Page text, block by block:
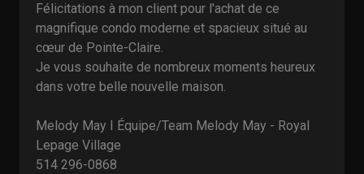
Félicitations à mon client pour l'achat de ce
magnifique condo moderne et spacieux situé au
cœur de Pointe-Claire.
Je vous souhaite de nombreux moments heureux
dans votre belle nouvelle maison.
Melody May I Équipe/Team Melody May - Royal
Lepage Village
514 296-0868